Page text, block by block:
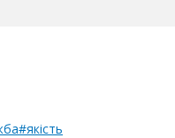
#якість